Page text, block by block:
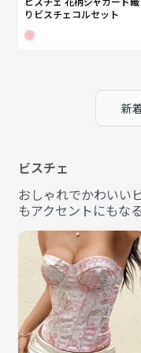
りビスチェコルセット
新
ビスチェ
おしゃれでかわいい
もアクセントにもな